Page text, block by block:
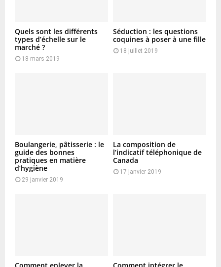
Quels sont les différents
types d’échelle sur le
marché ?
18 mars 2019
Séduction : les questions
coquines à poser à une fille
18 juillet 2019
Boulangerie, pâtisserie : le
guide des bonnes
pratiques en matière
d’hygiène
29 janvier 2019
La composition de
l’indicatif téléphonique de
Canada
17 janvier 2019